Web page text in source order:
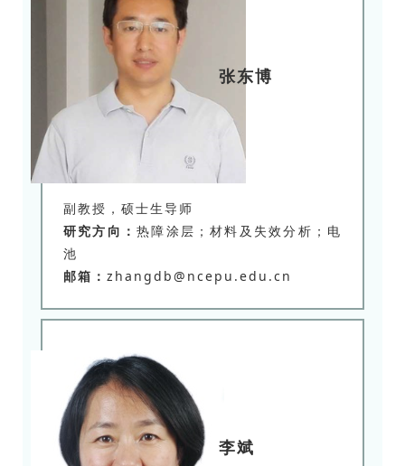
张东博
副教授，硕士生导师
研究方向：热障涂层；材料及失效分析；电
池
邮箱： zhangdb@ncepu.edu.cn
李斌